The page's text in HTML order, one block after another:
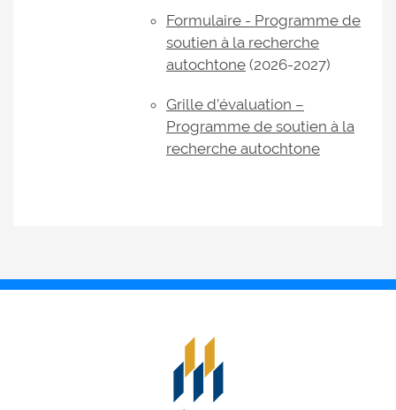
Formulaire - Programme de
soutien à la recherche
autochtone (2026-2027)
Grille d’évaluation –
Programme de soutien à la
recherche autochtone